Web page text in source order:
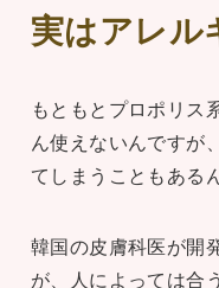
実はアレル
もともとプロポリス
ん使えないんですが
てしまうこともある
韓国の皮膚科医が開
が、人によっては合